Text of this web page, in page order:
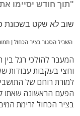
"תוך חודש יסיימו
שוב לא שקט בשכונת
השביל הסגור בציר הכחול |
המעבר להולכי רגל בין
וחצי בעקבות
למורת רוחם של
הפעם הראשונה שאתו
בציר הכחול זרימת